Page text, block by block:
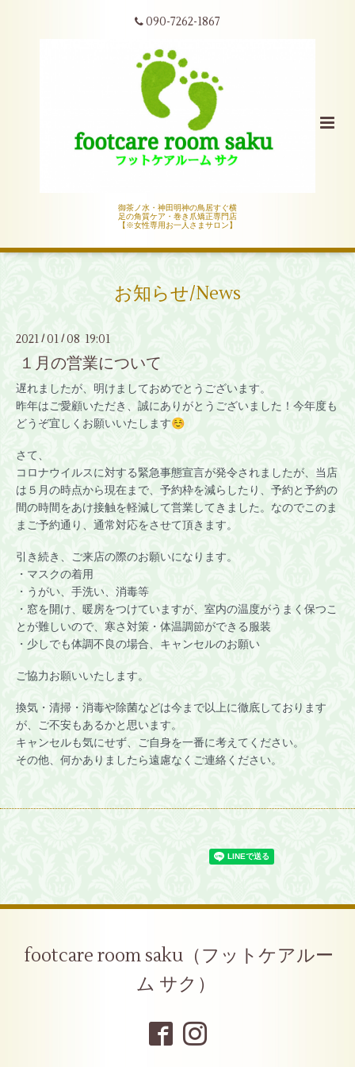
090-7262-1867
御茶ノ水・神田明神の鳥居すぐ横
足の角質ケア・巻き爪矯正専門店
【※女性専用お一人さまサロン】
お知らせ/News
2021 /01 /08 19:01
１月の営業について
遅れましたが、 明けましておめでとうございます。
昨年はご愛顧いただき、誠にありがとうございました！今年度も
どうぞ宜しくお願いいたします☺
さて、
コロナウイルスに対する緊急事態宣言が発令されましたが、当店
は５月の時点から現在まで、予約枠を減らしたり、予約と予約の
間の時間をあけ接触を軽減して営業してきました。なのでこのま
まご予約通り、通常対応をさせて頂きます。
引き続き、ご来店の際のお願いになります。
・マスクの着用
・うがい、手洗い、消毒等
・窓を開け、暖房をつけていますが、室内の温度がうまく保つこ
とが難しいので、寒さ対策・体温調節ができる服装
・少しでも体調不良の場合、キャンセルのお願い
ご協力お願いいたします。
換気・清掃・消毒や除菌などは今まで以上に徹底しております
が、ご不安もあるかと思います。
キャンセルも気にせず、ご自身を一番に考えてください。
その他、何かありましたら遠慮なくご連絡ください。
footcare room saku（フットケアルー
ム サク）